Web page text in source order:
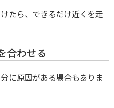
たら、できるだけ近くを走
合わせる
に原因がある場合もありま